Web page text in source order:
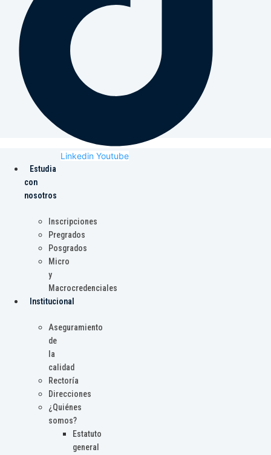
Linkedin Youtube
Estudia
con
nosotros
Inscripciones
Pregrados
Posgrados
Micro
y
Macrocredenciales
Institucional
Aseguramiento
de
la
calidad
Rectoría
Direcciones
¿Quiénes
somos?
Estatuto
general